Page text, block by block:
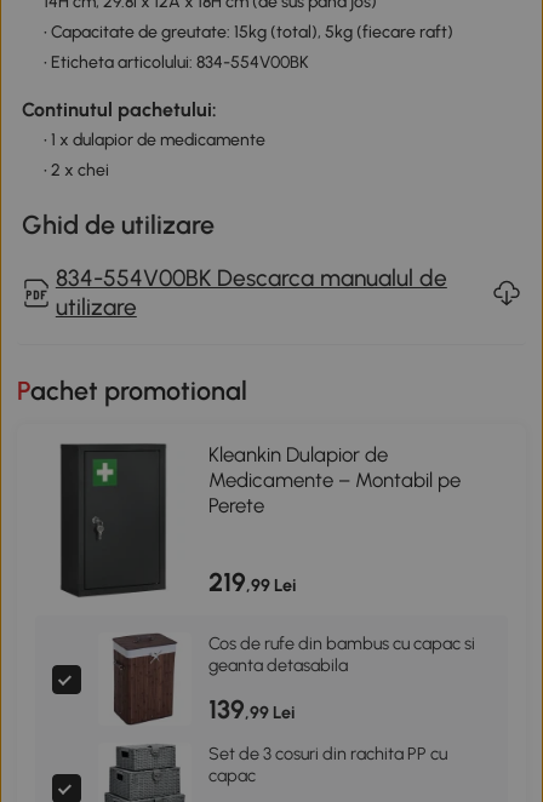
• Capacitate de greutate: 15kg (total), 5kg (fiecare raft)
• Eticheta articolului: 834-554V00BK
Continutul pachetului:
• 1 x dulapior de medicamente
• 2 x chei
Ghid de utilizare
834-554V00BK Descarca manualul de
utilizare
Pachet promotional
Kleankin Dulapior de
Medicamente – Montabil pe
Perete
219,99 Lei
Cos de rufe din bambus cu capac si
geanta detasabila
139,99 Lei
Set de 3 cosuri din rachita PP cu
capac